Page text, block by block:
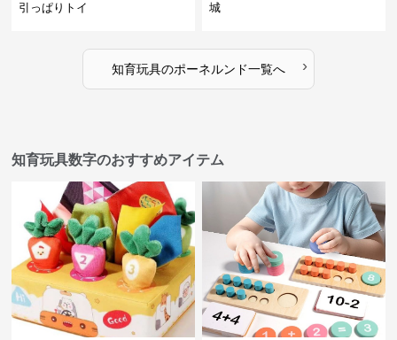
引っぱりトイ
城
知育玩具のポーネルンド一覧へ ›
知育玩具数字のおすすめアイテム